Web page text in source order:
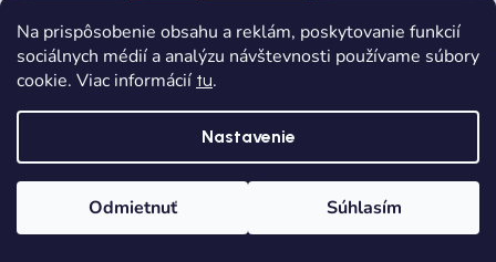
Na prispôsobenie obsahu a reklám, poskytovanie funkcií
sociálnych médií a analýzu návštevnosti používame súbory
cookie. Viac informácií tu.
Nastavenie
Odmietnuť Súhlasím
D.D.STEP barefoot dievčenské sandále - Ružová
od€30,30
€37,90 (–20 %)
31